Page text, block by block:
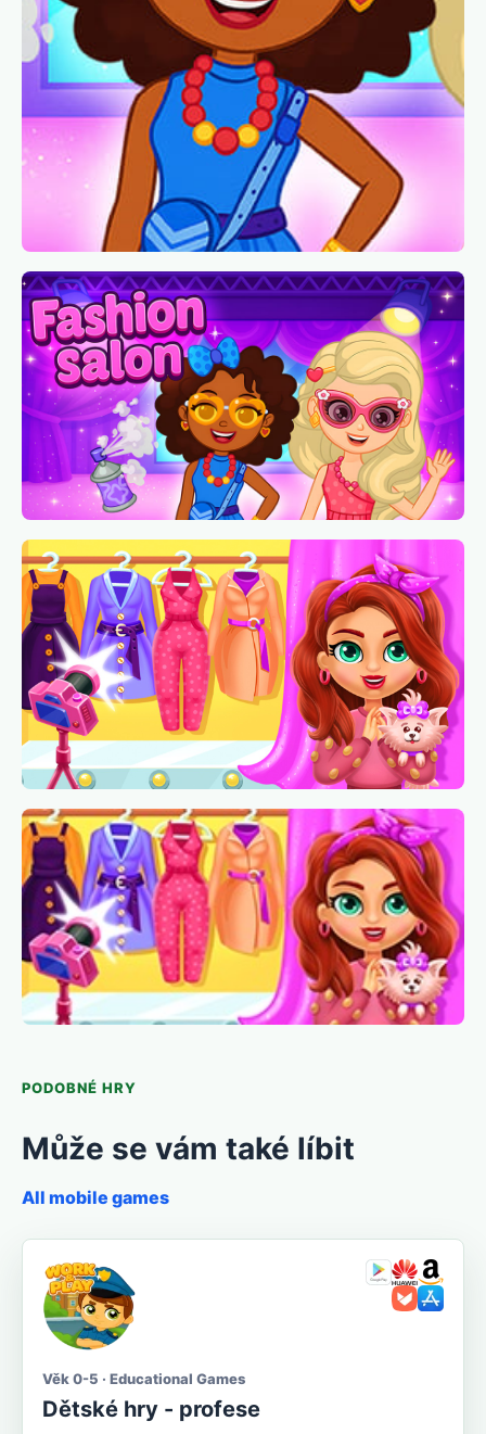
PODOBNÉ HRY
Může se vám také líbit
All mobile games
Věk 0-5 · Educational Games
Dětské hry - profese